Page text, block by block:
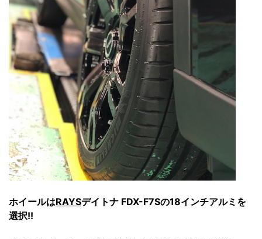
ホイールはRAYSデイトナ FDX-F7Sの18インチアルミを
選択!!